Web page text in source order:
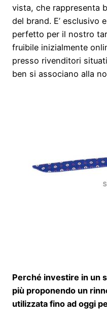
vista, che rappresenta
del brand. E’ esclusivo
perfetto per il nostro
fruibile inizialmente
presso rivenditori
ben si associano alla
Perché investire in un
più proponendo un
utilizzata fino ad oggi